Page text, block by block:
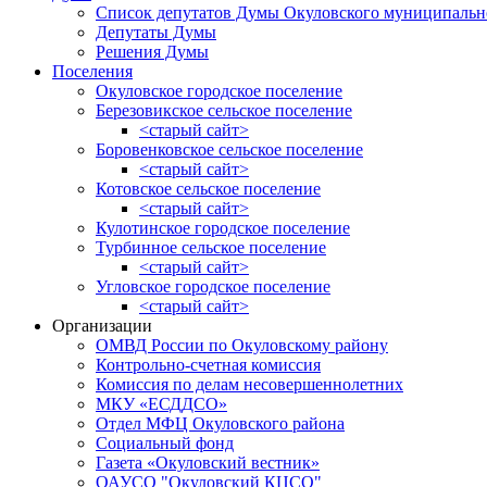
Список депутатов Думы Окуловского
Депутаты Думы
Решения Думы
Поселения
Окуловское городское поселение
Березовикское сельское поселение
<старый сайт>
Боровенковское сельское поселение
<старый сайт>
Котовское сельское поселение
<старый сайт>
Кулотинское городское поселение
Турбинное сельское поселение
<старый сайт>
Угловское городское поселение
<старый сайт>
Организации
ОМВД России по Окуловскому району
Контрольно-счетная комиссия
Комиссия по делам несовершеннолетних
МКУ «ЕСДДСО»
Отдел МФЦ Окуловского района
Социальный фонд
Газета «Окуловский вестник»
ОАУСО "Окуловский КЦСО"